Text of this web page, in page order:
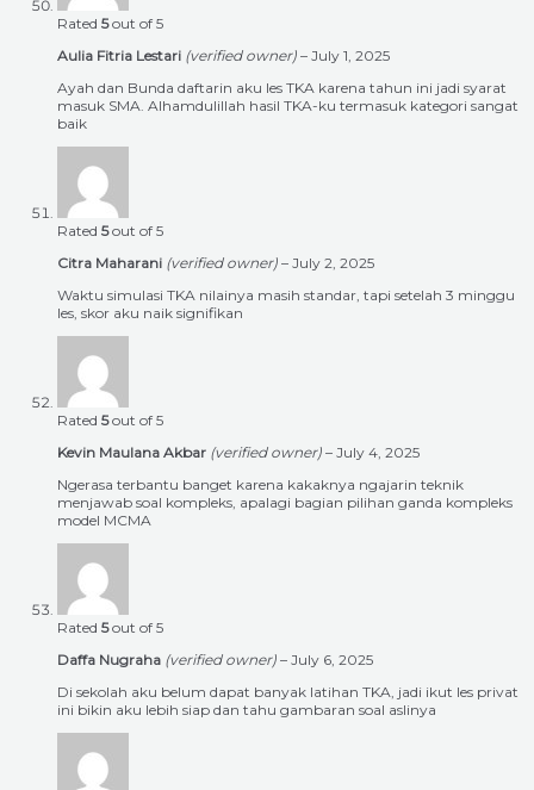
Rated 5out of 5
Aulia Fitria Lestari (verified owner) – July 1, 2025
Ayah dan Bunda daftarin aku les TKA karena tahun ini jadi syarat
masuk SMA. Alhamdulillah hasil TKA-ku termasuk kategori sangat
baik
Rated 5out of 5
Citra Maharani (verified owner) – July 2, 2025
Waktu simulasi TKA nilainya masih standar, tapi setelah 3 minggu
les, skor aku naik signifikan
Rated 5out of 5
Kevin Maulana Akbar (verified owner) – July 4, 2025
Ngerasa terbantu banget karena kakaknya ngajarin teknik
menjawab soal kompleks, apalagi bagian pilihan ganda kompleks
model MCMA
Rated 5out of 5
Daffa Nugraha (verified owner) – July 6, 2025
Di sekolah aku belum dapat banyak latihan TKA, jadi ikut les privat
ini bikin aku lebih siap dan tahu gambaran soal aslinya